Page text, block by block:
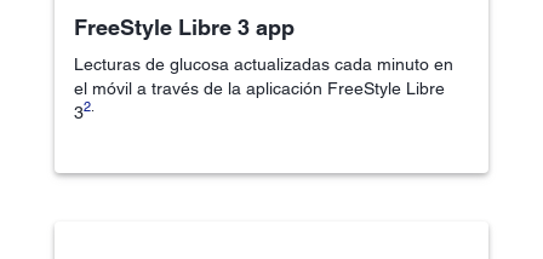
FreeStyle Libre 3 app
Lecturas de glucosa actualizadas cada minuto en
el móvil a través de la aplicación FreeStyle Libre
32.